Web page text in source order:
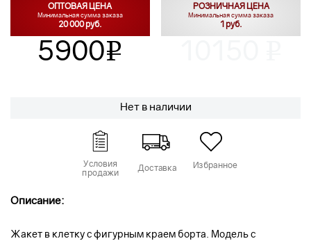
ОПТОВАЯ ЦЕНА
Минимальная сумма заказа
20 000 руб.
5900v
РОЗНИЧНАЯ ЦЕНА
Минимальная сумма заказа
1 руб.
Нет в наличии
Условия
продажи Доставка Избранное
Описание:
Жакет в клетку с фигурным краем борта. Модель с